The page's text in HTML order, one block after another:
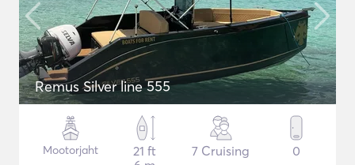
Remus Silver line 555
Mootorjaht
21 ft
7 Cruising 0